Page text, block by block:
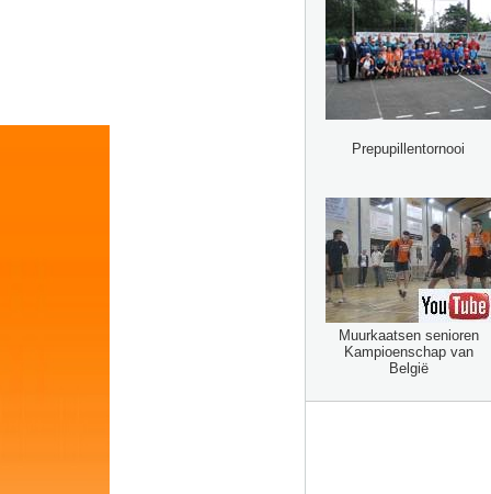
Prepupillentornooi
Muurkaatsen senioren
Kampioenschap van
België